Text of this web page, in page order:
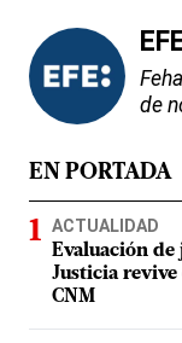
de
EN PORTADA
ACTUALIDAD
Evaluación de
Justicia
CNM